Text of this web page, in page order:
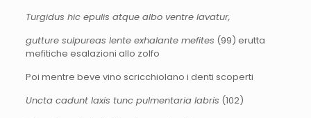
Turgidus hic epulis atque albo ventre lavatur,
gutture sulpureas lente exhalante mefites (99) erutta
mefitiche esalazioni allo zolfo
Poi mentre beve vino scricchiolano i denti scoperti
Uncta cadunt laxis tunc pulmentaria labris (102)